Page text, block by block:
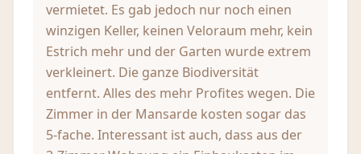
vermietet. Es gab jedoch nur noch einen
winzigen Keller, keinen Veloraum mehr, kein
Estrich mehr und der Garten wurde extrem
verkleinert. Die ganze Biodiversität
entfernt. Alles des mehr Profites wegen. Die
Zimmer in der Mansarde kosten sogar das
5-fache. Interessant ist auch, dass aus der